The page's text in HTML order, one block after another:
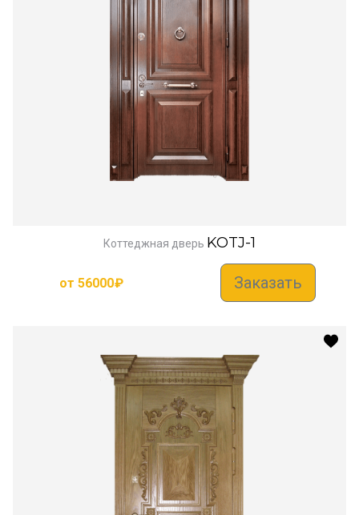
Коттеджная дверь KOTJ-1
от 56000₽ Заказать